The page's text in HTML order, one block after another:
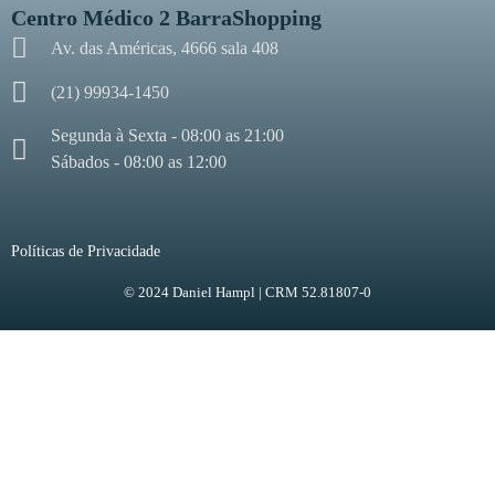
Centro Médico 2 BarraShopping
Av. das Américas, 4666 sala 408
(21) 99934-1450
Segunda à Sexta - 08:00 as 21:00
Sábados - 08:00 as 12:00
Políticas de Privacidade
© 2024 Daniel Hampl | CRM 52.81807-0